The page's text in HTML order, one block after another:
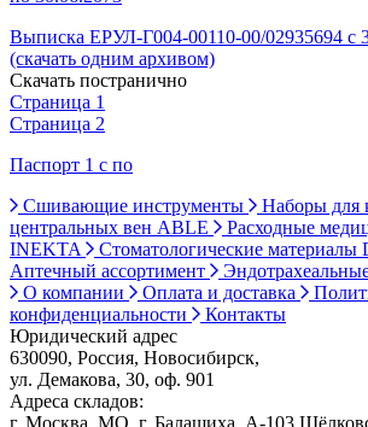
Выписка ЕРУЛ-Г004-00110-00/02935694 с
(скачать одним архивом)
Скачать постранично
Страница 1
Страница 2
Паспорт 1 с по
Сшивающие инструменты
Наборы для
центральных вен ABLE
Расходные
INEKTA
Стоматологические
Аптечный ассортимент
О компании
Оплата и доставка
конфиденциальности
Контакты
Юридический адрес
630090, Россия, Новосибирск,
ул. Демакова, 30, оф. 901
Адреса складов:
г. Москва, МО, г. Балашиха, А-103